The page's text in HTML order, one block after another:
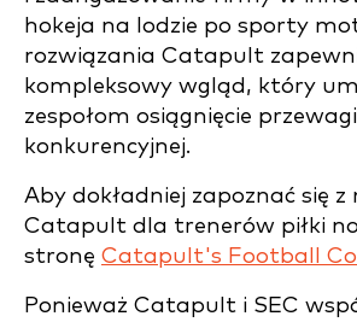
hokeja na lodzie po sporty
rozwiązania Catapult
kompleksowy wgląd, który
zespołom osiągnięcie przewagi
konkurencyjnej.
Aby dokładniej zapoznać się
Catapult dla trenerów piłki
stronę Catapult's Football
Ponieważ Catapult i SEC